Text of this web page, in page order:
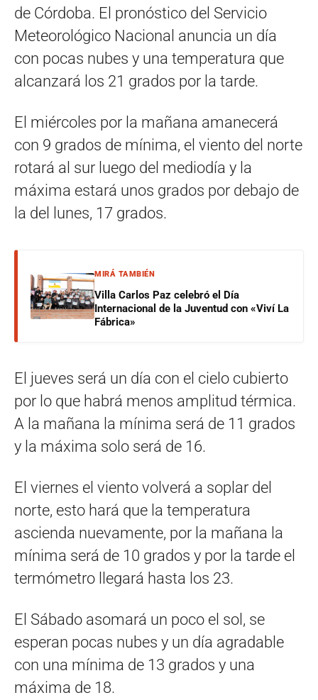
de Córdoba. El pronóstico del Servicio
Meteorológico Nacional anuncia un día
con pocas nubes y una temperatura que
alcanzará los 21 grados por la tarde.
El miércoles por la mañana amanecerá
con 9 grados de mínima, el viento del norte
rotará al sur luego del mediodía y la
máxima estará unos grados por debajo de
la del lunes, 17 grados.
MIRÁ TAMBIÉN
Villa Carlos Paz celebró el Día
Internacional de la Juventud con «Viví La
Fábrica»
El jueves será un día con el cielo cubierto
por lo que habrá menos amplitud térmica.
A la mañana la mínima será de 11 grados
y la máxima solo será de 16.
El viernes el viento volverá a soplar del
norte, esto hará que la temperatura
ascienda nuevamente, por la mañana la
mínima será de 10 grados y por la tarde el
termómetro llegará hasta los 23.
El Sábado asomará un poco el sol, se
esperan pocas nubes y un día agradable
con una mínima de 13 grados y una
máxima de 18.